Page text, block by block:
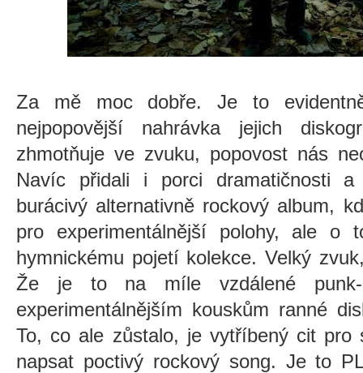
Za mě moc dobře. Je to
nejpopovější nahrávka jejich
zhmotňuje ve zvuku, popovost nás
Navíc přidali i porci dramatičnosti a
burácivý alternativně rockový album,
pro experimentálnější polohy, ale o
hymnickému pojetí kolekce. Velký
Že je to na míle vzdálené punk-
experimentálnějším kouskům ranné
To, co ale zůstalo, je vytříbený cit pro
napsat poctivý rockový song. Je to